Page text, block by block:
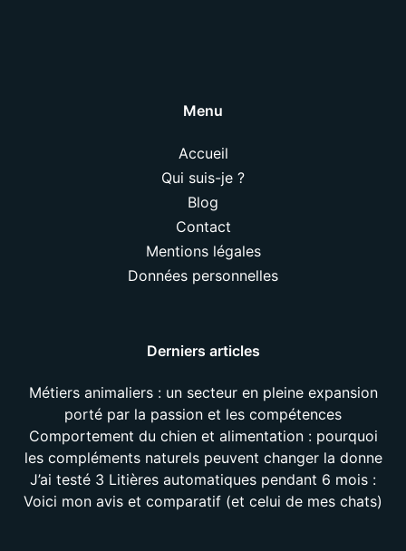
Menu
Accueil
Qui suis-je ?
Blog
Contact
Mentions légales
Données personnelles
Derniers articles
Métiers animaliers : un secteur en pleine expansion
porté par la passion et les compétences
Comportement du chien et alimentation : pourquoi
les compléments naturels peuvent changer la donne
J’ai testé 3 Litières automatiques pendant 6 mois :
Voici mon avis et comparatif (et celui de mes chats)